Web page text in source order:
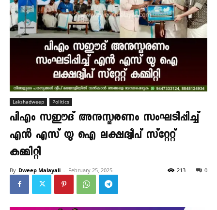
Lakshadweep Politics
പിഎം സഈദ് അനുസ്മരണം സംഘടിപ്പിച്ച്
എൻ എസ് യു ഐ ലക്ഷദ്വീപ് സ്റ്റേറ്റ്
കമ്മിറ്റി
By Dweep Malayali - February 25, 2025 0
213